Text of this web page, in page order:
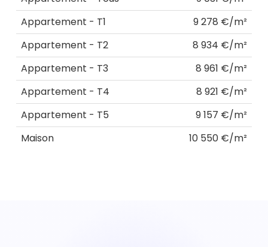
Appartement - T1
9 278 €/m²
Appartement - T2
8 934 €/m²
Appartement - T3
8 961 €/m²
Appartement - T4
8 921 €/m²
Appartement - T5
9 157 €/m²
Maison
10 550 €/m²